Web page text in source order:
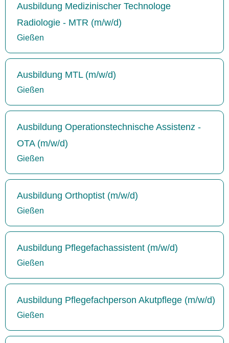
Ausbildung Medizinischer Technologe
Radiologie - MTR (m/w/d)
Gießen
Ausbildung MTL (m/w/d)
Gießen
Ausbildung Operationstechnische Assistenz -
OTA (m/w/d)
Gießen
Ausbildung Orthoptist (m/w/d)
Gießen
Ausbildung Pflegefachassistent (m/w/d)
Gießen
Ausbildung Pflegefachperson Akutpflege (m/w/d)
Gießen